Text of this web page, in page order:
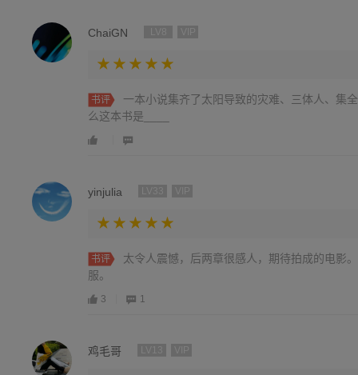
ChaiGN
书评
一本小说集齐了太阳导致的灾难、三体人、集
么这本书是____
yinjulia
书评
太令人震憾，后两章很感人，期待拍成的电影
服。
3 1
鸡毛哥